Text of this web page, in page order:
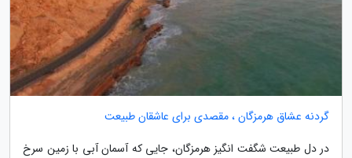
گردنه عشاق هرمزگان ، مقصدی برای عاشقان طبیعت
در دل طبیعت شگفت انگیز هرمزگان، جایی که آسمان آبی با زمین سرخ